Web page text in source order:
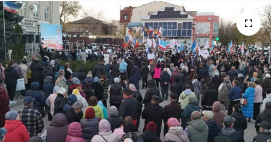
Ekonomi
Forum
Gerçeğin İzinde
Gün Başlıyor
Gün Bitiyor